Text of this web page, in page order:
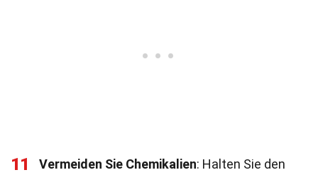
11 Vermeiden Sie Chemikalien: Halten Sie den